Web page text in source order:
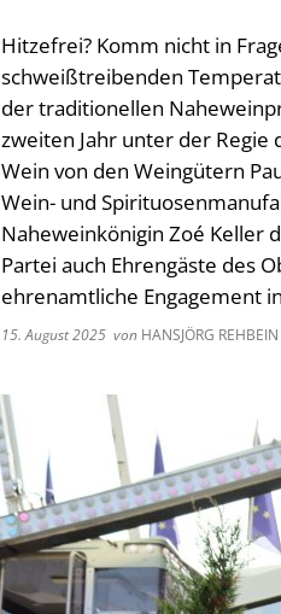
Hitzefrei? Komm nicht in
schweißtreibenden
der traditionellen
zweiten Jahr unter der Regie
Wein von den Weingütern
Wein- und
Naheweinkönigin Zoé Keller
Partei auch Ehrengäste des
ehrenamtliche Engagement
15. August 2025 von HANSJÖRG REHBEIN